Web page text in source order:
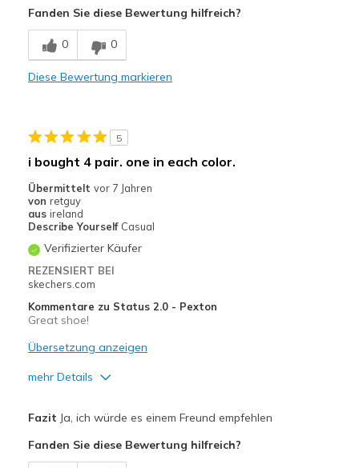
Breathe Well
Comfortable
Geeignete Verwendung
Going Out
Travel
Width
Feels true to width
Sizing
View On Shoes
I'm Into Shoes
Fanden Sie diese Bewertung hilfreich?
0 0
Diese Bewertung markieren
5
i bought 4 pair. one in each color.
Übermittelt vor 7 Jahren
von retguy
aus ireland
Describe Yourself Casual
Verifizierter Käufer
REZENSIERT BEI
skechers.com
Kommentare zu Status 2.0 - Pexton
Great shoe!
Übersetzung anzeigen
mehr Details
Comfortable
Fazit Ja, ich würde es einem Freund empfehlen
Fanden Sie diese Bewertung hilfreich?